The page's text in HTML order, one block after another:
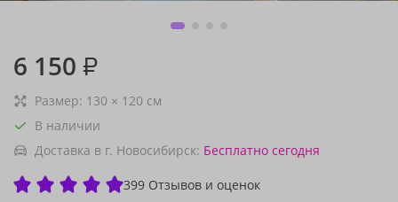
6 150 ₽
Размер: 130 × 120 см
В наличии
Доставка в г. Новосибирск: Бесплатно сегодня
399 Отзывов и оценок